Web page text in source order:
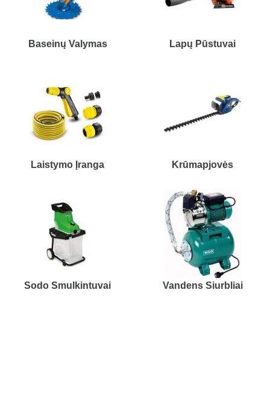
Baseinų Valymas Lapų Pūstuvai
Laistymo Įranga Krūmapjovės
Sodo Smulkintuvai Vandens Siurbliai